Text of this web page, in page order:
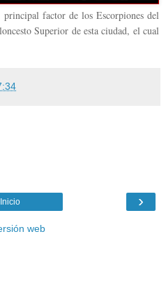
factor de los Escorpiones del
Superior de esta ciudad, el cual
›
Inicio
web